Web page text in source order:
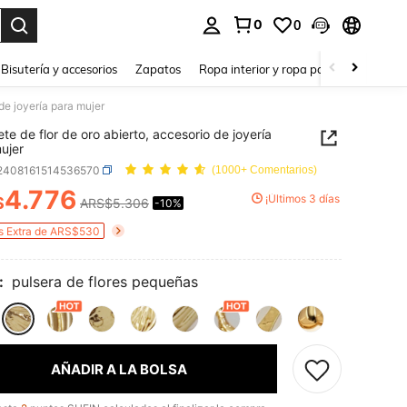
0 0
Bisutería y accesorios Zapatos Ropa interior y ropa para dormir
joyería para mujer
de flor de oro abierto, accesorio de joyería
(1000+ Comentarios)
AND AVAILABILITY
4.776 ARS$5.306 -10% ¡Últimos 3 días
Extra de ARS$530
pulsera de flores pequeñas
AÑADIR A LA BOLSA